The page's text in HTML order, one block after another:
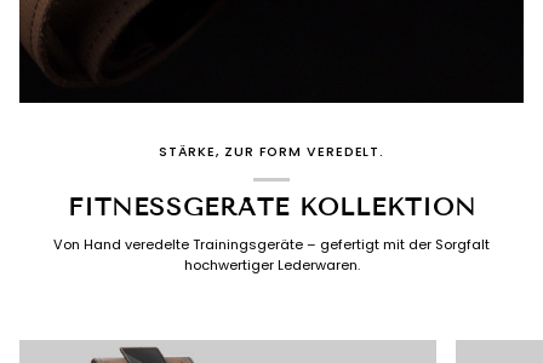
STÄRKE, ZUR FORM VEREDELT.
FITNESSGERÄTE KOLLEKTION
Von Hand veredelte Trainingsgeräte – gefertigt mit der Sorgfalt
hochwertiger Lederwaren.